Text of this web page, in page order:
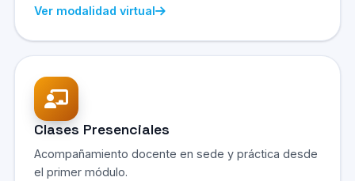
Ver modalidad virtual
Clases Presenciales
Acompañamiento docente en sede y práctica desde
el primer módulo.